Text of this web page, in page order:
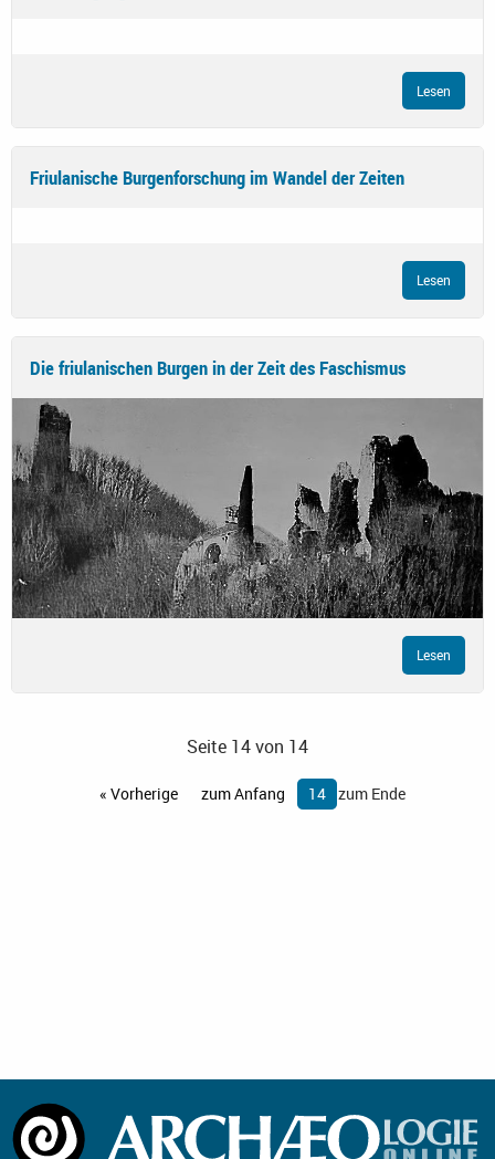
Lesen
Friulanische Burgenforschung im Wandel der Zeiten
Lesen
Die friulanischen Burgen in der Zeit des Faschismus
Lesen
Seite 14 von 14
« Vorherige zum Anfang 14 zum Ende